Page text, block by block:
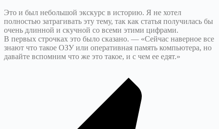
Это и был небольшой экскурс в историю. Я не хотел
полностью затрагивать эту тему, так как статья получилась бы
очень длинной и скучной со всеми этими цифрами.
В первых строчках это было сказано. — «Сейчас наверное все
знают что такое ОЗУ или оперативная память компьютера, но
давайте вспомним что же это такое, и с чем ее едят.»